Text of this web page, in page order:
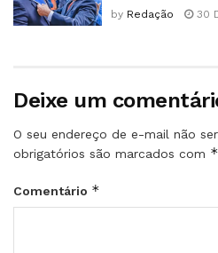
by Redação 30
Deixe um
O seu endereço de e-mail não
obrigatórios são marcados com *
Comentário *